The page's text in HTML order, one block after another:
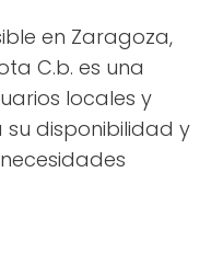
en Zaragoza,
C.b. es una
locales y
su disponibilidad y